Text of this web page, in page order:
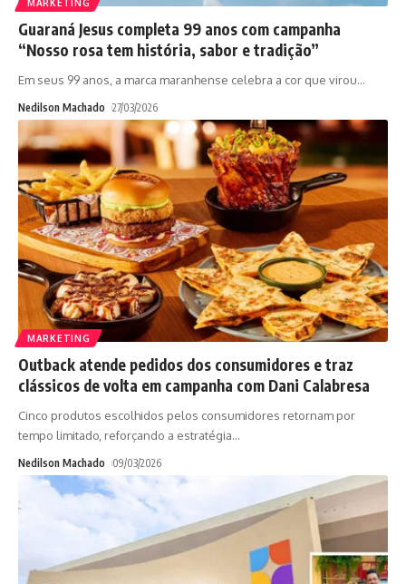
MARKETING
Guaraná Jesus completa 99 anos com campanha
“Nosso rosa tem história, sabor e tradição”
Em seus 99 anos, a marca maranhense celebra a cor que virou…
Nedilson Machado 27/03/2026
MARKETING
Outback atende pedidos dos consumidores e traz
clássicos de volta em campanha com Dani Calabresa
Cinco produtos escolhidos pelos consumidores retornam por
tempo limitado, reforçando a estratégia…
Nedilson Machado 09/03/2026